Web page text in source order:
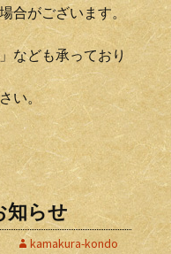
合がございます。
なども承っており
い。
知らせ
kamakura-kondo